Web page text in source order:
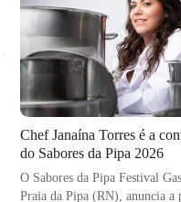
Chef Janaína Torres é a
do Sabores da Pipa 2026
O Sabores da Pipa Festival
Praia da Pipa (RN), anuncia a